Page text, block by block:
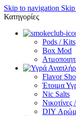
Skip to navigation
Κατηγορίες
Pods / Kits
Box Mod
Flavor
Έτοιμα
Nic Salts
Νικοτίνες
DIY